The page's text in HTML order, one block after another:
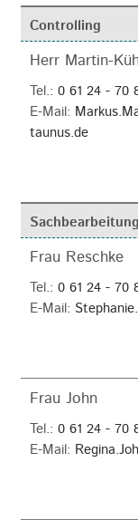
Controlling
Herr Martin-
Tel.: 0 61 24 - 70
E-Mail:
taunus.de
Sachbearbeitung
Frau Reschke
Tel.: 0 61 24 - 70
E-Mail:
Frau John
Tel.: 0 61 24 - 70
E-Mail: